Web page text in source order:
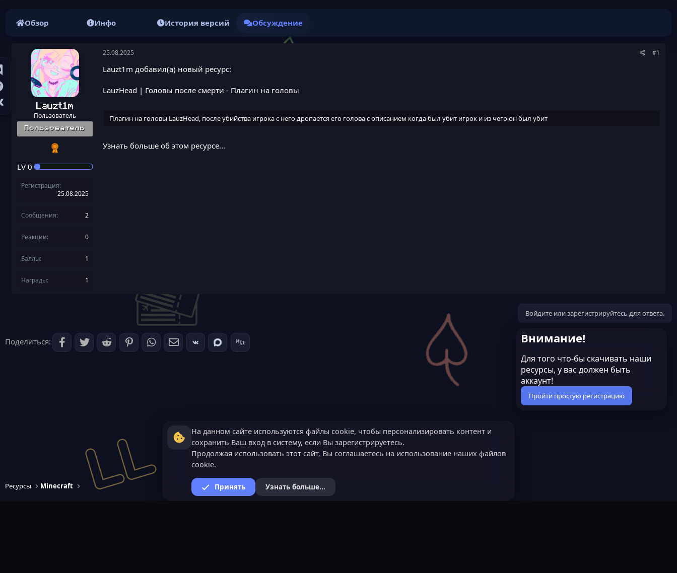
е
м
ы
ч
а
л
Обзор Инфо История версий Обсуждение
Lauzt1m
Пользователь
Пользователь
LV 0
Регистрация
25.08.2025
Сообщения 2
Реакции 0
Баллы 1
Награды 1
25.08.2025 #1
Lauzt1m добавил(а) новый ресурс:
LauzHead | Головы после смерти - Плагин на головы
Плагин на головы LauzHead, после убийства игрока с него дропается его голова с описанием когда был убит игрок и из чего он был убит
Узнать больше об этом ресурсе...
Войдите или зарегистрируйтесь для ответа.
Поделиться:
Ресурсы Minecraft
Внимание!
Для того что-бы скачивать наши
ресурсы, у вас должен быть
аккаунт!
Пройти простую регистрацию
На данном сайте используются файлы cookie, чтобы персонализировать контент и
сохранить Ваш вход в систему, если Вы зарегистрируетесь.
Продолжая использовать этот сайт, Вы соглашаетесь на использование наших файлов
cookie.
Принять Узнать больше...